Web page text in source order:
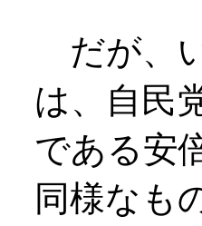
だが、
は、自民
である安
同様なも